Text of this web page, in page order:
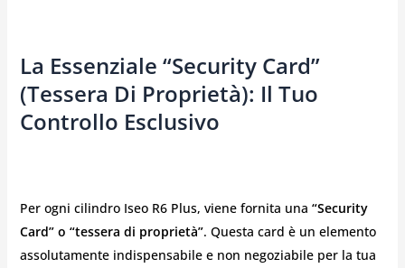
La Essenziale “Security Card”
(Tessera Di Proprietà): Il Tuo
Controllo Esclusivo
Per ogni cilindro Iseo R6 Plus, viene fornita una “Security
Card” o “tessera di proprietà”. Questa card è un elemento
assolutamente indispensabile e non negoziabile per la tua